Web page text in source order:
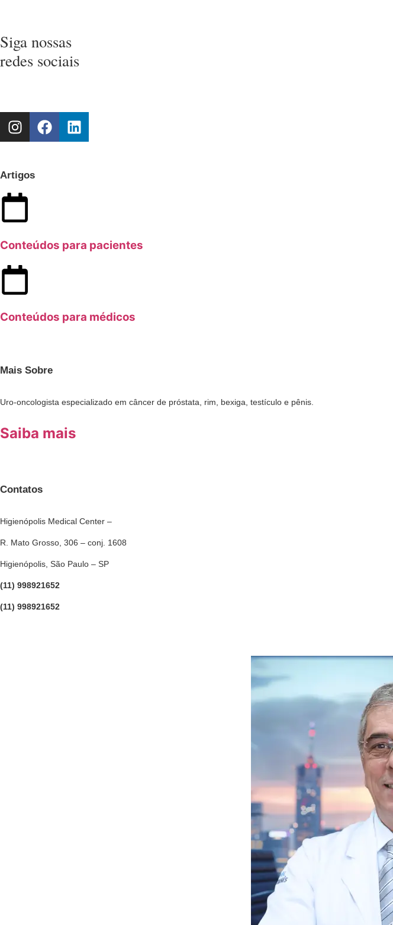
Siga nossas
redes sociais
Artigos
Conteúdos para pacientes
Conteúdos para médicos
Mais Sobre
Uro-oncologista especializado em câncer de próstata, rim, bexiga, testículo e pênis.
Saiba mais
Contatos
Higienópolis Medical Center –
R. Mato Grosso, 306 – conj. 1608
Higienópolis, São Paulo – SP
(11) 998921652
(11) 998921652